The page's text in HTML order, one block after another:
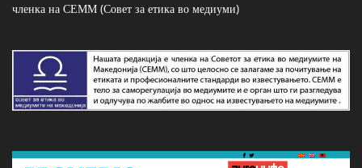
членка на СЕММ (Совет за етика во медиуми)